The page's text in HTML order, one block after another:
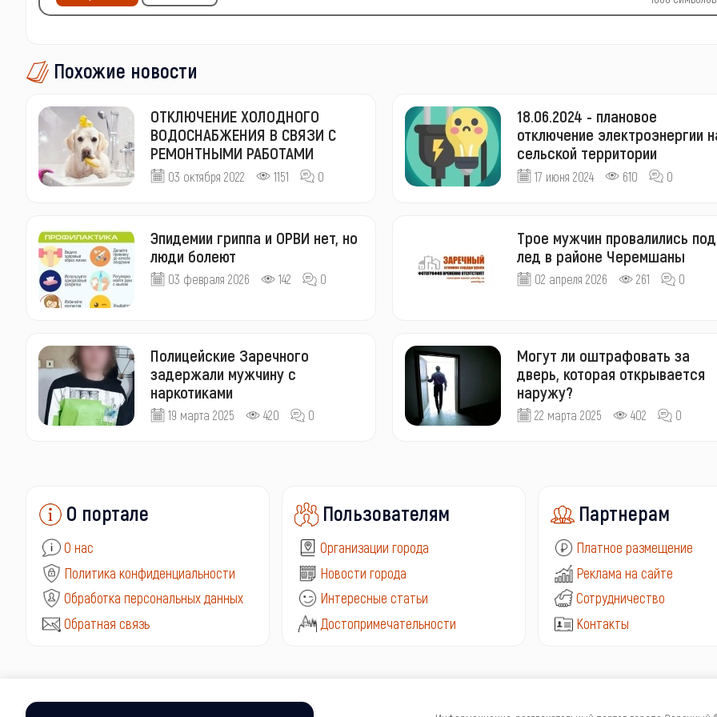
Похожие новости
ОТКЛЮЧЕНИЕ ХОЛОДНОГО
ВОДОСНАБЖЕНИЯ В СВЯЗИ С
РЕМОНТНЫМИ РАБОТАМИ
03 октября 2022 1151 0
18.06.2024 - плановое
отключение электроэнергии
сельской территории
17 июня 2024 610 0
Эпидемии гриппа и ОРВИ нет, но
люди болеют
03 февраля 2026 142 0
Трое мужчин провалились под
лед в районе Черемшаны
02 апреля 2026 261 0
Полицейские Заречного
задержали мужчину с
наркотиками
19 марта 2025 420 0
Могут ли оштрафовать за
дверь, которая открывается
наружу?
22 марта 2025 402 0
О портале
О нас
Политика конфиденциальности
Обработка персональных данных
Обратная связь
Пользователям
Организации города
Новости города
Интересные статьи
Достопримечательности
Партнерам
Платное размещение
Реклама на сайте
Сотрудничество
Контакты